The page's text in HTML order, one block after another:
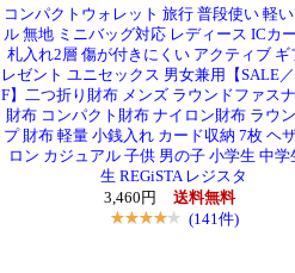
コンパクトウォレット 旅行 普段使い 軽
ル 無地 ミニバッグ対応 レディース ICカ
札入れ2層 傷が付きにくい アクティブ ギ
レゼント ユニセックス 男女兼用【SALE
F】二つ折り財布 メンズ ラウンドファス
財布 コンパクト財布 ナイロン財布 ラウ
プ 財布 軽量 小銭入れ カード収納 7枚 ヘ
ロン カジュアル 子供 男の子 小学生 中学
生 REGiSTA レジスタ
3,460円
送料無料
(141件)